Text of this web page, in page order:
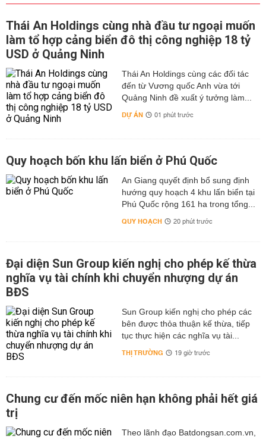
Thái An Holdings cùng nhà đầu tư ngoại muốn
làm tổ hợp cảng biển đô thị công nghiệp 18 tỷ
USD ở Quảng Ninh
Thái An Holdings cùng các đối tác
đến từ Vương quốc Anh vừa tới
Quảng Ninh đề xuất ý tưởng làm...
DỰ ÁN 01 phút trước
Quy hoạch bốn khu lấn biển ở Phú Quốc
An Giang quyết định bổ sung định
hướng quy hoạch 4 khu lấn biển tại
Phú Quốc rộng 161 ha trong tổng...
QUY HOẠCH 20 phút trước
Đại diện Sun Group kiến nghị cho phép kế thừa
nghĩa vụ tài chính khi chuyển nhượng dự án
BĐS
Sun Group kiến nghị cho phép các
bên được thỏa thuận kế thừa, tiếp
tục thực hiện các nghĩa vụ tài...
THỊ TRƯỜNG 19 giờ trước
Chung cư đến mốc niên hạn không phải hết giá
trị
Theo lãnh đạo Batdongsan.com.vn,